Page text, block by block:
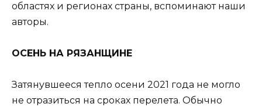
областях и регионах страны, вспоминают наши
авторы.
ОСЕНЬ НА РЯЗАНЩИНЕ
Затянувшееся тепло осени 2021 года не могло
не отразиться на сроках перелета. Обычно